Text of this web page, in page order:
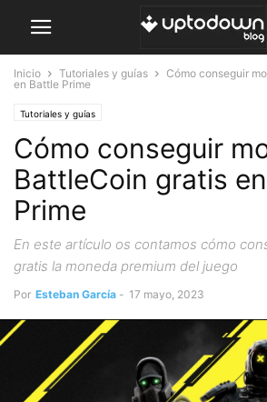
Inicio Tutoriales y guías
Cómo conseguir
en Battle Prime
Tutoriales y guías
Cómo conseguir
BattleCoin gratis
Prime
En este artículo os contamos cómo
gratis la moneda premium del juego
Por Esteban García - 17 mayo, 2023